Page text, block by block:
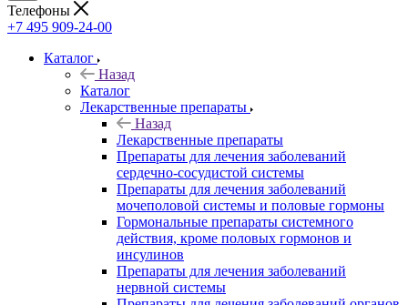
Телефоны
+7 495 909-24-00
Каталог
Назад
Каталог
Лекарственные препараты
Назад
Лекарственные препараты
Препараты для лечения заболеваний
сердечно-сосудистой системы
Препараты для лечения заболеваний
мочеполовой системы и половые гормоны
Гормональные препараты системного
действия, кроме половых гормонов и
инсулинов
Препараты для лечения заболеваний
нервной системы